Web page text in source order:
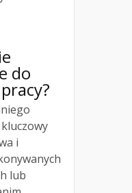
do
i
lub